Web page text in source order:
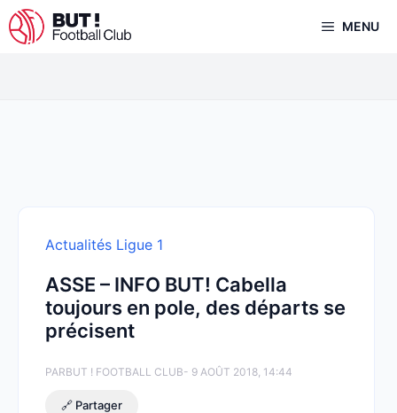
Aller
au
MENU
Actualités Ligue 1
ASSE – INFO BUT! Cabella
toujours en pole, des départs se
précisent
PARBUT ! FOOTBALL CLUB- 9 AOÛT 2018, 14:44
🔗 Partager